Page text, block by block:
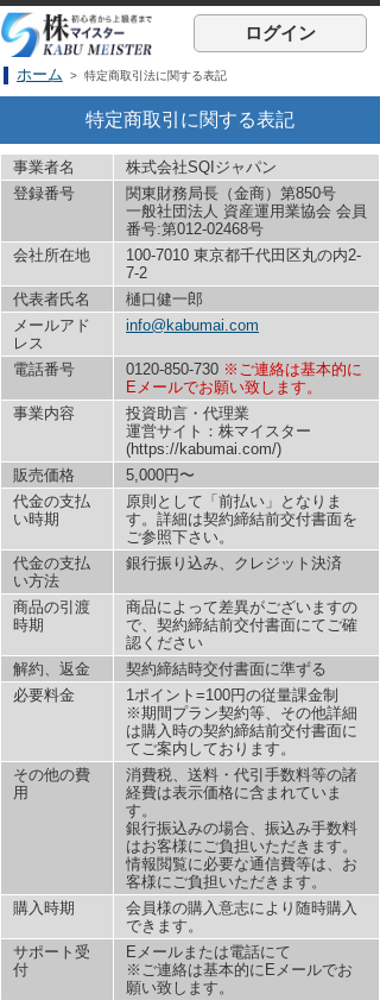
ログイン
ホーム > 特定商取引法に関する表記
特定商取引に関する表記
事業者名
株式会社SQIジャパン
登録番号
関東財務局長（金商）第850号
一般社団法人 資産運用業協会 会員
番号:第012-02468号
会社所在地
100-7010 東京都千代田区丸の内2-
7-2
代表者氏名
樋口健一郎
メールアド
レス
info@kabumai.com
電話番号 0120-850-730 ※ご連絡は基本的に
Eメールでお願い致します。
事業内容
投資助言・代理業
運営サイト：株マイスター
(https://kabumai.com/)
販売価格
5,000円〜
代金の支払
い時期
原則として「前払い」となりま
す。詳細は契約締結前交付書面を
ご参照下さい。
代金の支払
い方法
銀行振り込み、クレジット決済
商品の引渡
時期
商品によって差異がございますの
で、契約締結前交付書面にてご確
認ください
解約、返金
契約締結時交付書面に準ずる
必要料金
1ポイント=100円の従量課金制
※期間プラン契約等、その他詳細
は購入時の契約締結前交付書面に
てご案内しております。
その他の費
用
消費税、送料・代引手数料等の諸
経費は表示価格に含まれていま
す。
銀行振込みの場合、振込み手数料
はお客様にご負担いただきます。
情報閲覧に必要な通信費等は、お
客様にご負担いただきます。
購入時期
会員様の購入意志により随時購入
できます。
サポート受
付
Eメールまたは電話にて
※ご連絡は基本的にEメールでお
願い致します。